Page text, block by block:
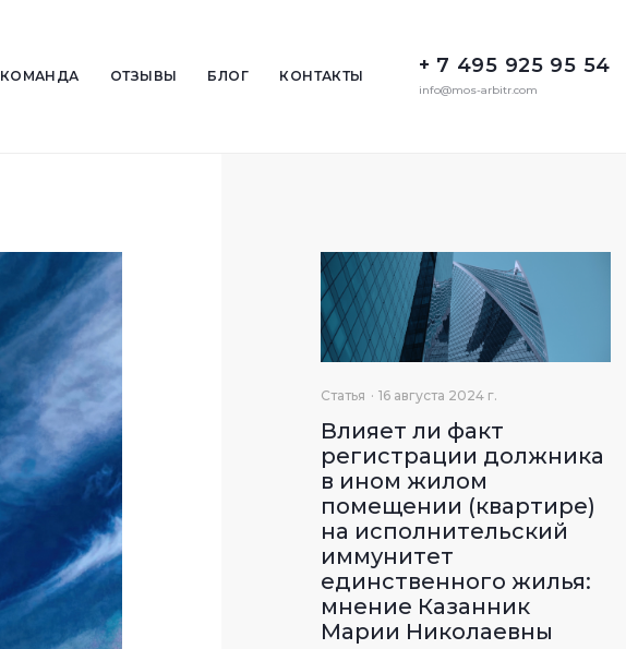
КОМАНДА ОТЗЫВЫ БЛОГ КОНТАКТЫ + 7 495 925 95 54
info@mos-arbitr.com
Статья 16 августа 2024 г.
Влияет ли факт
регистрации должника
в ином жилом
помещении (квартире)
на исполнительский
иммунитет
единственного жилья:
мнение Казанник
Марии Николаевны